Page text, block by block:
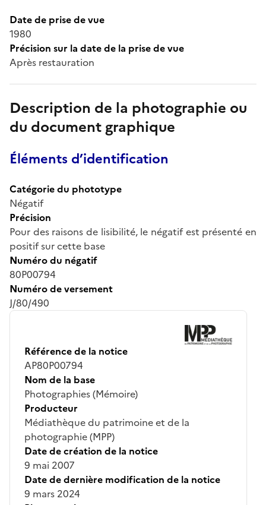
Date de prise de vue
1980
Précision sur la date de la prise de vue
Après restauration
Description de la photographie ou
du document graphique
Éléments d’identification
Catégorie du phototype
Négatif
Précision
Pour des raisons de lisibilité, le négatif est présenté en
positif sur cette base
Numéro du négatif
80P00794
Numéro de versement
J/80/490
Référence de la notice
AP80P00794
Nom de la base
Photographies (Mémoire)
Producteur
Médiathèque du patrimoine et de la
photographie (MPP)
Date de création de la notice
9 mai 2007
Date de dernière modification de la notice
9 mars 2024